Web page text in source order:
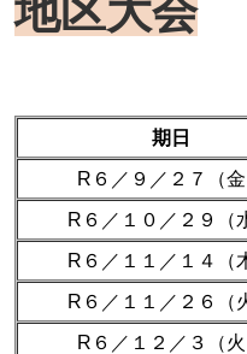
期日
R６／９／２７（
R６／１０／２９（
R６／１１／１４（
R６／１１／２６（
R６／１２／３（